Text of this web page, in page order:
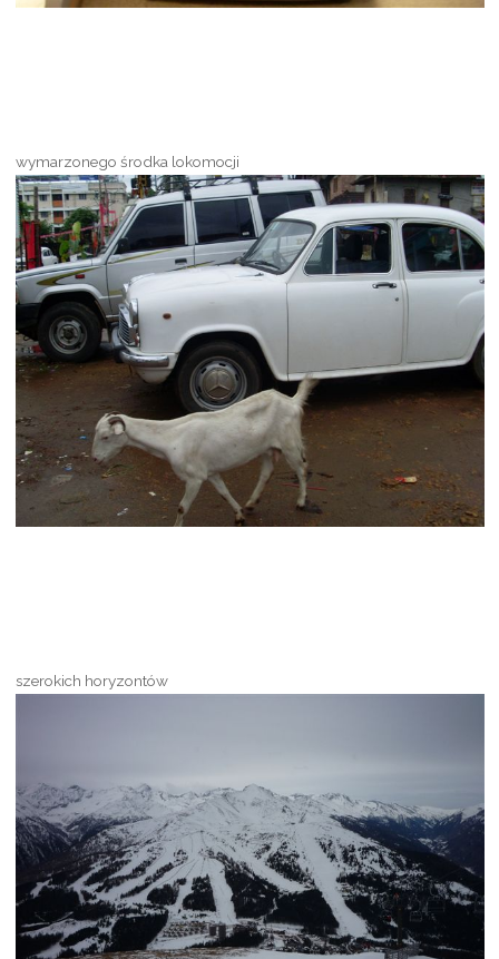
wymarzonego środka lokomocji
szerokich horyzontów